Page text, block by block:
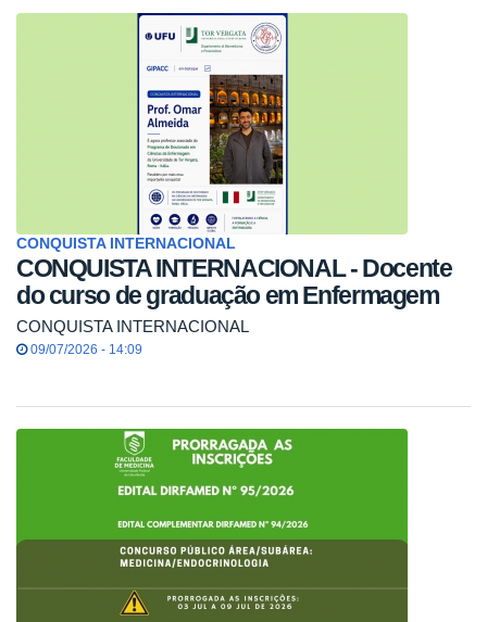
CONQUISTA INTERNACIONAL
CONQUISTA INTERNACIONAL - Docente
do curso de graduação em Enfermagem
CONQUISTA INTERNACIONAL
09/07/2026 - 14:09